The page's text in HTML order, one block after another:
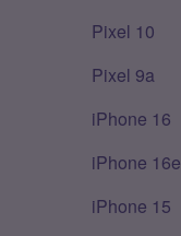
Pixel 10
Pixel 9a
iPhone 16
iPhone 16e
iPhone 15